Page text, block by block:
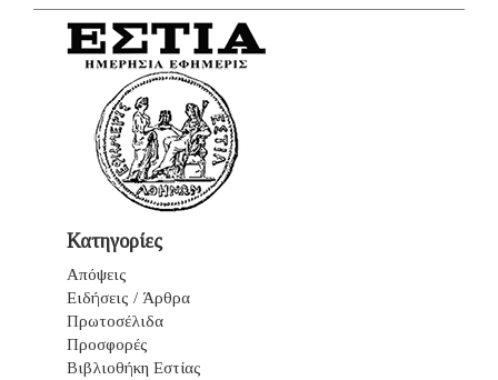
Κατηγορίες
Απόψεις
Ειδήσεις / Άρθρα
Πρωτοσέλιδα
Προσφορές
Βιβλιοθήκη Εστίας